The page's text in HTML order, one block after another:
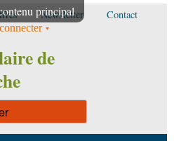
principal
Newsletter Contact
de